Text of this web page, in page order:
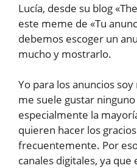
Lucía, desde su blog
este meme de «Tu
debemos escoger un
mucho y mostrarlo.
Yo para los anuncios
me suele gustar
especialmente la
quieren hacer los
frecuentemente. Por
canales digitales, ya